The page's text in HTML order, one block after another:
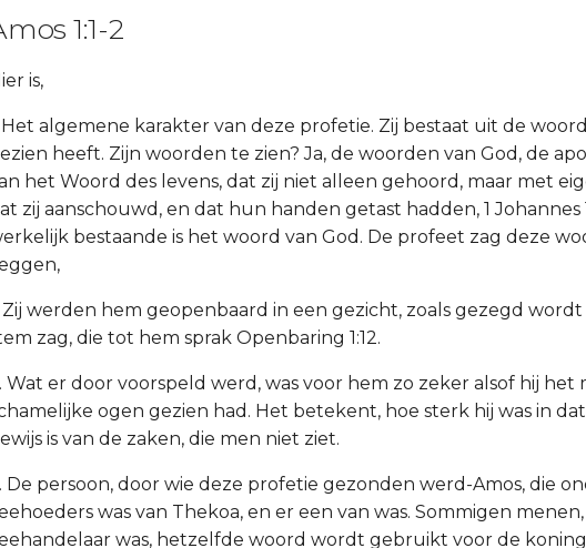
1:1-2
is,
Het algemene karakter van deze profetie. Zij bestaat uit de
heeft. Zijn woorden te zien? Ja, de woorden van God, de
het Woord des levens, dat zij niet alleen gehoord, maar met
zij aanschouwd, en dat hun handen getast hadden, 1 Johannes
bestaande is het woord van God. De profeet zag deze
Zij werden hem geopenbaard in een gezicht, zoals gezegd
zag, die tot hem sprak Openbaring 1:12.
Wat er door voorspeld werd, was voor hem zo zeker alsof hij het
ogen gezien had. Het betekent, hoe sterk hij was in
is van de zaken, die men niet ziet.
De persoon, door wie deze profetie gezonden werd-Amos, die
was van Thekoa, en er een van was. Sommigen
was, hetzelfde woord wordt gebruikt voor de koning